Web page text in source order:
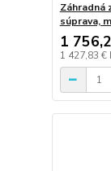
súprava,
1
1 427,83 €